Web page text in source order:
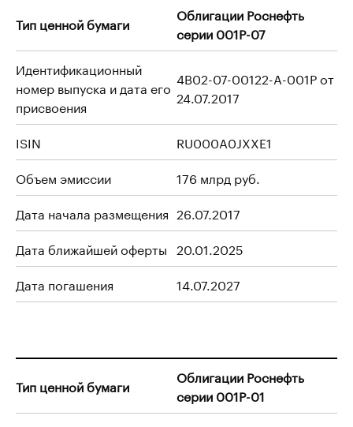
Тип ценной бумаги
Облигации Роснефть
серии 001P-07
Идентификационный
номер выпуска и дата его
присвоения
4B02-07-00122-A-001P от
24.07.2017
ISIN
RU000A0JXXE1
Объем эмиссии
176 млрд руб.
Дата начала размещения 26.07.2017
Дата ближайшей оферты 20.01.2025
Дата погашения
14.07.2027
Тип ценной бумаги
Облигации Роснефть
серии 001P-01